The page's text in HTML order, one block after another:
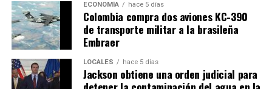
ECONOMÍA hace 5 días
Colombia compra dos aviones KC-390
de transporte militar a la brasileña
Embraer
LOCALES hace 5 días
Jackson obtiene una orden judicial para